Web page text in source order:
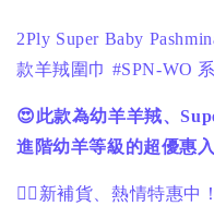
2Ply Super Baby
款羊羢圍巾 #SPN-WO
😍此款為幼羊羊羢、
進階幼羊等級的超優惠
❤️‍🔥 新補貨、熱情特惠中！